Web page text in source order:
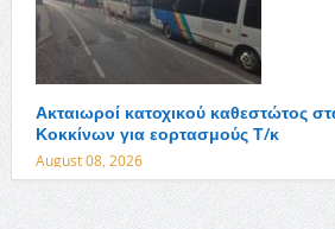
Ακταιωροί κατοχικού καθεστώτος
Κοκκίνων για εορτασμούς Τ/κ
August 08, 2026